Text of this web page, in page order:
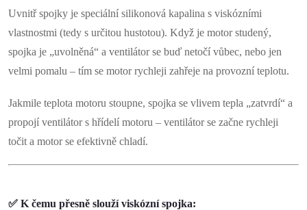
p
r
v
k
y
v
ý
Uvnitř spojky je speciální silikonová kapalina s viskózními
vlastnostmi (tedy s určitou hustotou). Když je motor studený,
spojka je „uvolněná“ a ventilátor se buď netočí vůbec, nebo jen
velmi pomalu – tím se motor rychleji zahřeje na provozní teplotu.
Jakmile teplota motoru stoupne, spojka se vlivem tepla „zatvrdí“ a
propojí ventilátor s hřídelí motoru – ventilátor se začne rychleji
točit a motor se efektivně chladí.
✅ K čemu přesně slouží viskózní spojka: